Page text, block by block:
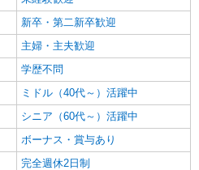
新卒・第二新卒歓迎
主婦・主夫歓迎
学歴不問
ミドル（40代～）活躍中
シニア（60代～）活躍中
ボーナス・賞与あり
完全週休2日制